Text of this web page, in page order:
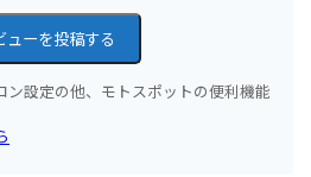
ューを投稿する
ン設定の他、モトスポットの便利機能